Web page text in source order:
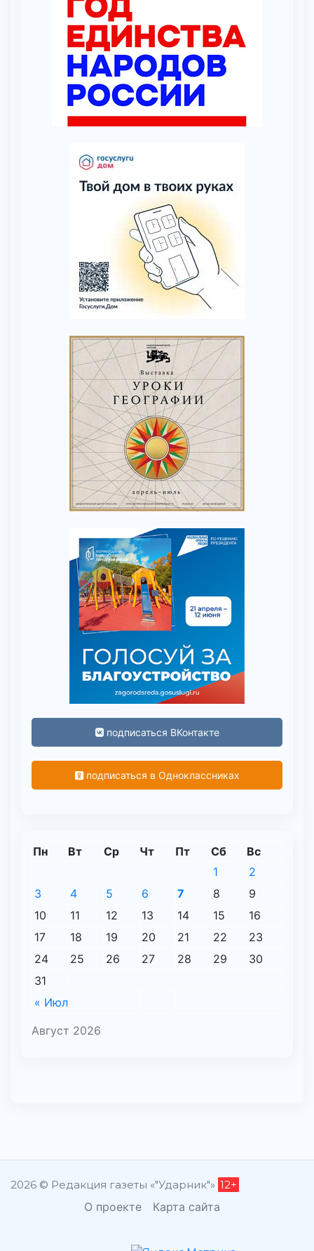
подписаться ВКонтакте
подписаться в Одноклассниках
Август 2026
Пн Вт Ср Чт Пт Сб Вс
« Июл
1
2
3
4 5 6 7 8
9
10
11 12 13 14 15
16
17
18 19 20 21 22
23
24
25 26 27 28 29
30
31
2026 © Редакция газеты «"Ударник"» 12+
О проекте Карта сайта